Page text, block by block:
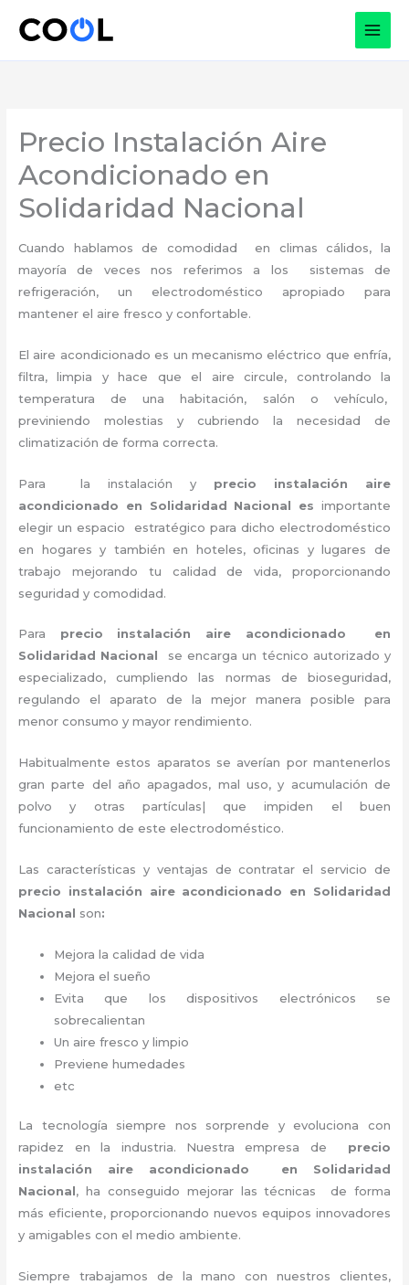
Precio Instalación Aire
Acondicionado en
Solidaridad Nacional
Cuando hablamos de comodidad en climas cálidos, la
mayoría de veces nos referimos a los sistemas de
refrigeración, un electrodoméstico apropiado para
mantener el aire fresco y confortable.
El aire acondicionado es un mecanismo eléctrico que enfría,
filtra, limpia y hace que el aire circule, controlando la
temperatura de una habitación, salón o vehículo,
previniendo molestias y cubriendo la necesidad de
climatización de forma correcta.
Para la instalación y precio instalación aire
acondicionado en Solidaridad Nacional es importante
elegir un espacio estratégico para dicho electrodoméstico
en hogares y también en hoteles, oficinas y lugares de
trabajo
mejorando tu calidad de vida, proporcionando
seguridad y comodidad.
Para precio instalación aire acondicionado en
Solidaridad Nacional
se encarga un técnico autorizado y
especializado, cumpliendo las normas de bioseguridad,
regulando el aparato de la mejor manera posible para
menor consumo y mayor rendimiento.
Habitualmente estos aparatos se averían por mantenerlos
gran parte del año apagados, mal uso, y acumulación de
polvo y otras partículas| que impiden el buen
funcionamiento de este electrodoméstico.
Las características y ventajas de contratar el servicio de
precio instalación aire acondicionado en Solidaridad
Nacional son:
Mejora la calidad de vida
Mejora el sueño
Evita que los dispositivos electrónicos se
sobrecalientan
Un aire fresco y limpio
Previene humedades
etc
La tecnología siempre nos sorprende y evoluciona con
rapidez en la industria. Nuestra empresa de precio
instalación aire acondicionado en Solidaridad
Nacional, ha conseguido mejorar las técnicas de forma
más eficiente, proporcionando nuevos equipos innovadores
y amigables con el medio ambiente.
Siempre trabajamos de la mano con nuestros clientes,